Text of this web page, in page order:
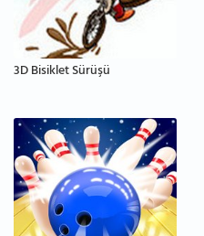
3D Bisiklet Sürüşü